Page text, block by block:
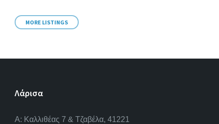
MORE LISTINGS
Λάρισα
A: Καλλιθέας 7 & Τζαβέλα, 41221